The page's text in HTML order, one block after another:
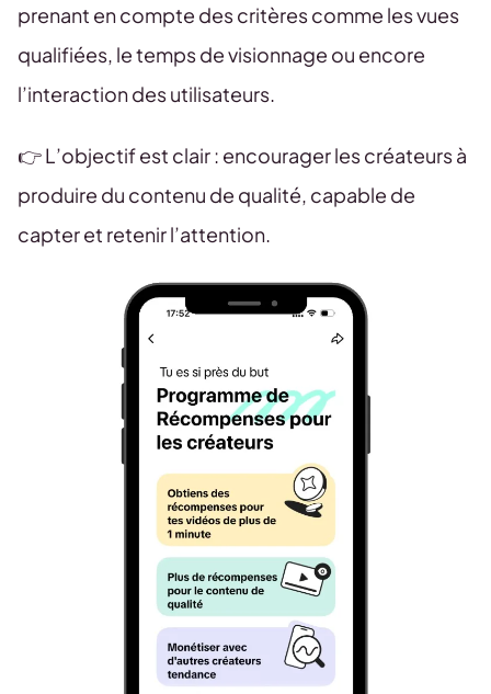
prenant en compte des critères comme les vues
qualifiées, le temps de visionnage ou encore
l’interaction des utilisateurs.
👉 L’objectif est clair : encourager les créateurs à
produire du contenu de qualité, capable de
capter et retenir l’attention.